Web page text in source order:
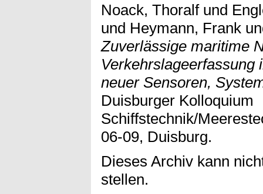
Noack, Thoralfund
und Heymann, Frank
Zuverlässige maritime
Verkehrslageerfassung
neuer Sensoren,
Duisburger Kolloquium
Schiffstechnik/
06-09, Duisburg.
Dieses Archiv kann
stellen.